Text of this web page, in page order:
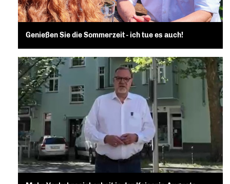
Genießen Sie die Sommerzeit - ich tue es auch!